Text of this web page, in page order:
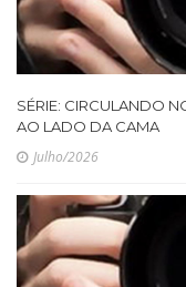
SÉRIE: CIRCULANDO
AO LADO DA CAMA
Julho/2026